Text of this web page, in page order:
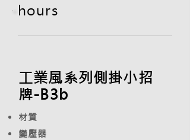
hours
工業風系列側掛小招
牌-B3b
材質
變壓器